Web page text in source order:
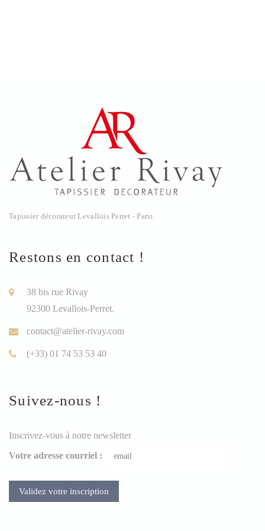
Tapissier décorateur Levallois Perret - Paris
Restons en contact !
38 bis rue Rivay
92300 Levallois-Perret.
contact@atelier-rivay.com
(+33) 01 74 53 53 40
Suivez-nous !
Inscrivez-vous à notre newsletter
Votre adresse courriel :